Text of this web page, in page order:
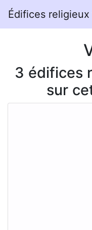
Édifices
3 édifices
sur